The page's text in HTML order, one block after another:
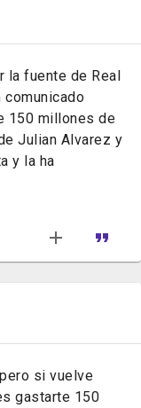
la fuente de Real
comunicado
150 millones de
Julian Alvarez y
y la ha
si vuelve
gastarte 150